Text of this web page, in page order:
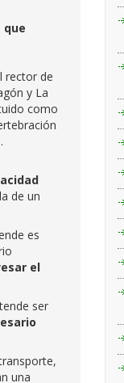
que
rector de
y La
como
de un
es
el
ser
una